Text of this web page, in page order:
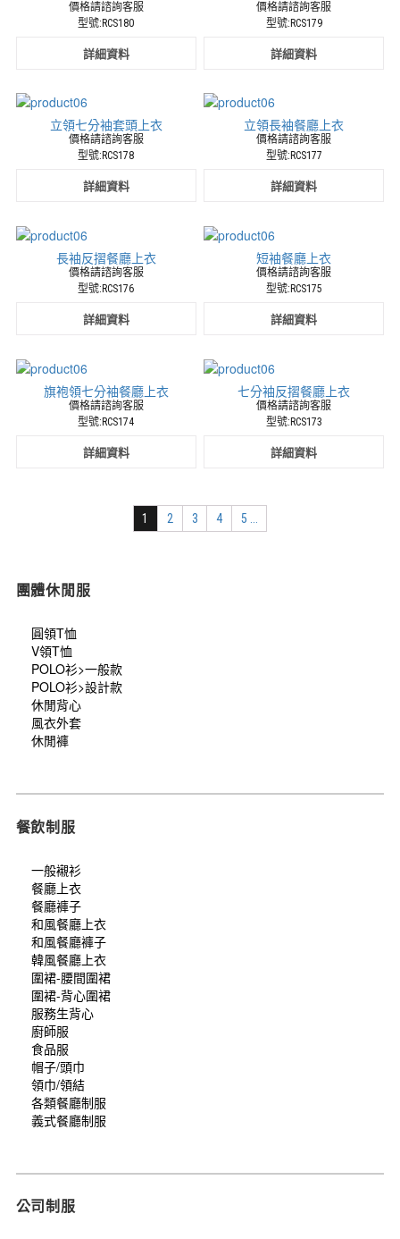
價格請諮詢客服
型號:RCS180
詳細資料
價格請諮詢客服
型號:RCS179
詳細資料
立領七分袖套頭上衣
價格請諮詢客服
型號:RCS178
詳細資料
立領長袖餐廳上衣
價格請諮詢客服
型號:RCS177
詳細資料
長袖反摺餐廳上衣
價格請諮詢客服
型號:RCS176
詳細資料
短袖餐廳上衣
價格請諮詢客服
型號:RCS175
詳細資料
旗袍領七分袖餐廳上衣
價格請諮詢客服
型號:RCS174
詳細資料
七分袖反摺餐廳上衣
價格請諮詢客服
型號:RCS173
詳細資料
1 2 3 4 5 ...
團體休閒服
圓領T恤
V領T恤
POLO衫>一般款
POLO衫>設計款
休閒背心
風衣外套
休閒褲
餐飲制服
一般襯衫
餐廳上衣
餐廳褲子
和風餐廳上衣
和風餐廳褲子
韓風餐廳上衣
圍裙-腰間圍裙
圍裙-背心圍裙
服務生背心
廚師服
食品服
帽子/頭巾
領巾/領結
各類餐廳制服
義式餐廳制服
公司制服